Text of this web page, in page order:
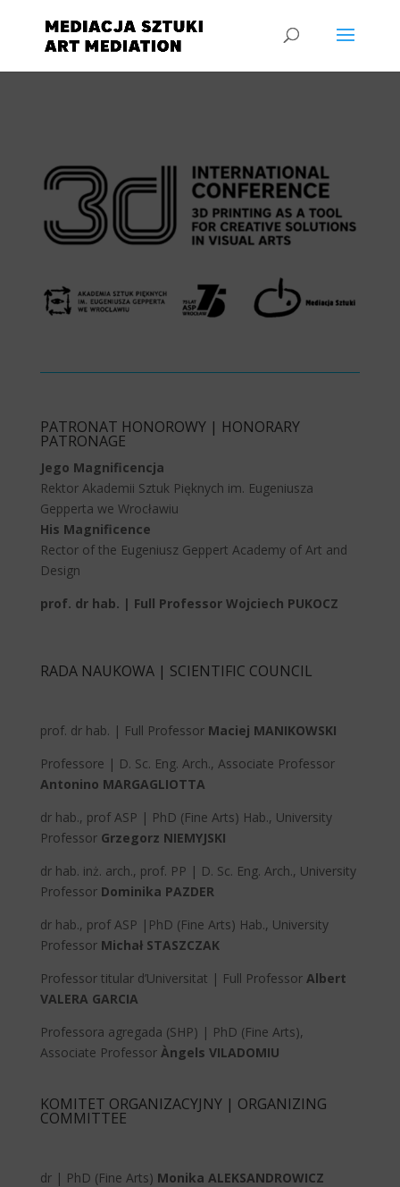
PATRONAT HONOROWY | HONORARY
PATRONAGE
Jego Magnificencja
Rektor Akademii Sztuk Pięknych im. Eugeniusza
Gepperta we Wrocławiu
His Magnificence
Rector of the Eugeniusz Geppert Academy of Art and
Design
prof. dr hab. | Full Professor Wojciech PUKOCZ
RADA NAUKOWA | SCIENTIFIC COUNCIL
prof. dr hab. | Full Professor Maciej MANIKOWSKI
Professore | D. Sc. Eng. Arch., Associate Professor
Antonino MARGAGLIOTTA
dr hab., prof ASP | PhD (Fine Arts) Hab., University
Professor Grzegorz NIEMYJSKI
dr hab. inż. arch., prof. PP | D. Sc. Eng. Arch., University
Professor Dominika PAZDER
dr hab., prof ASP |PhD (Fine Arts) Hab., University
Professor Michał STASZCZAK
Professor titular d’Universitat | Full Professor Albert
VALERA GARCIA
Professora agregada (SHP) | PhD (Fine Arts),
Associate Professor Àngels VILADOMIU
KOMITET ORGANIZACYJNY | ORGANIZING
COMMITTEE
dr | PhD (Fine Arts) Monika ALEKSANDROWICZ